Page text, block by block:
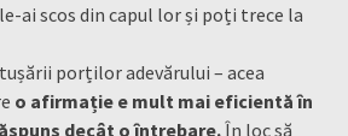
ai scos din capul lor și poți trece la
porților adevărului – acea
o afirmație e mult mai eficientă în
decât o întrebare.În loc să